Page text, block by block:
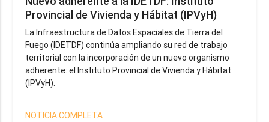
Provincial de Vivienda y Hábitat (IPVyH)
La Infraestructura de Datos Espaciales de Tierra del
Fuego (IDETDF) continúa ampliando su red de trabajo
territorial con la incorporación de un nuevo organismo
adherente: el Instituto Provincial de Vivienda y Hábitat
(IPVyH).
NOTICIA COMPLETA